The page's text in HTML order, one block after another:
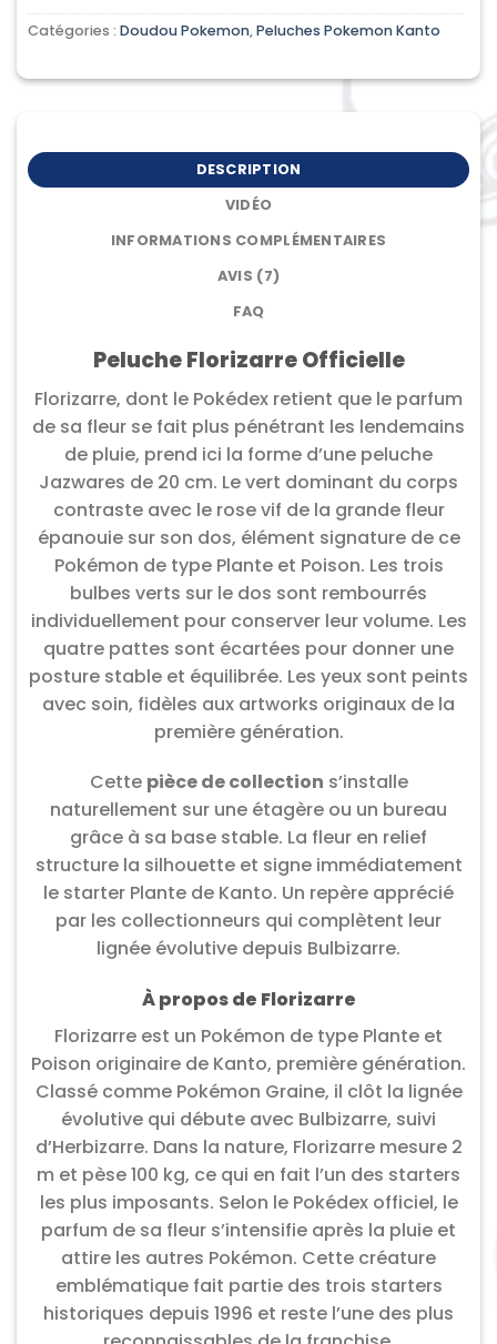
Catégories : Doudou Pokemon,Peluches Pokemon Kanto
DESCRIPTION
VIDÉO
INFORMATIONS COMPLÉMENTAIRES
AVIS (7)
FAQ
Peluche Florizarre Officielle
Florizarre, dont le Pokédex retient que le parfum
de sa fleur se fait plus pénétrant les lendemains
de pluie, prend ici la forme d’une peluche
Jazwares de 20 cm. Le vert dominant du corps
contraste avec le rose vif de la grande fleur
épanouie sur son dos, élément signature de ce
Pokémon de type Plante et Poison. Les trois
bulbes verts sur le dos sont rembourrés
individuellement pour conserver leur volume. Les
quatre pattes sont écartées pour donner une
posture stable et équilibrée. Les yeux sont peints
avec soin, fidèles aux artworks originaux de la
première génération.
Cette pièce de collection s’installe
naturellement sur une étagère ou un bureau
grâce à sa base stable. La fleur en relief
structure la silhouette et signe immédiatement
le starter Plante de Kanto. Un repère apprécié
par les collectionneurs qui complètent leur
lignée évolutive depuis Bulbizarre.
À propos de Florizarre
Florizarre est un Pokémon de type Plante et
Poison originaire de Kanto, première génération.
Classé comme Pokémon Graine, il clôt la lignée
évolutive qui débute avec Bulbizarre, suivi
d’Herbizarre. Dans la nature, Florizarre mesure 2
m et pèse 100 kg, ce qui en fait l’un des starters
les plus imposants. Selon le Pokédex officiel, le
parfum de sa fleur s’intensifie après la pluie et
attire les autres Pokémon. Cette créature
emblématique fait partie des trois starters
historiques depuis 1996 et reste l’une des plus